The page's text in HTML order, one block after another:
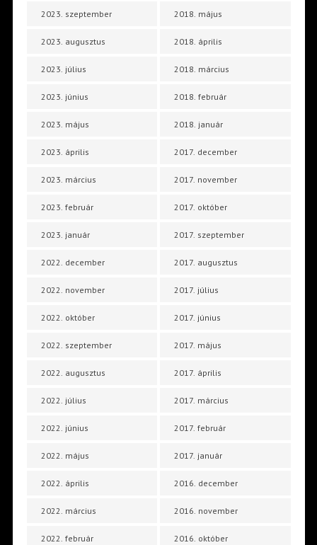
2023. szeptember
2023. augusztus
2023. július
2023. június
2023. május
2023. április
2023. március
2023. február
2023. január
2022. december
2022. november
2022. október
2022. szeptember
2022. augusztus
2022. július
2022. június
2022. május
2022. április
2022. március
2022. február
2018. május
2018. április
2018. március
2018. február
2018. január
2017. december
2017. november
2017. október
2017. szeptember
2017. augusztus
2017. július
2017. június
2017. május
2017. április
2017. március
2017. február
2017. január
2016. december
2016. november
2016. október